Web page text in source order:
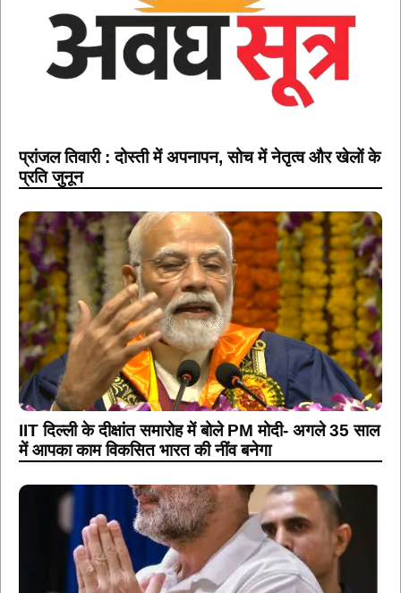
प्रांजल तिवारी : दोस्ती में अपनापन, सोच में नेतृत्व और खेलों के
प्रति जुनून
IIT दिल्ली के दीक्षांत समारोह में बोले PM मोदी- अगले 35 साल
में आपका काम विकसित भारत की नींव बनेगा